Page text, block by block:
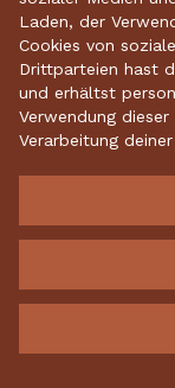
Startseite •
Sparschweine •
INCO Production
Kaunas, Lithuania
Kostenloser
Laden, der
Cookies von
Drittparteien hast
und erhältst
Verwendung
Verarbeitung